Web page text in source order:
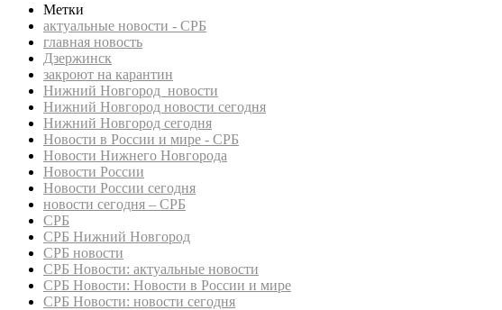
Метки
актуальные новости - СРБ
главная новость
Дзержинск
закроют на карантин
Нижний Новгород новости
Нижний Новгород новости сегодня
Нижний Новгород сегодня
Новости в России и мире - СРБ
Новости Нижнего Новгорода
Новости России
Новости России сегодня
новости сегодня – СРБ
СРБ
СРБ Нижний Новгород
СРБ новости
СРБ Новости: актуальные новости
СРБ Новости: Новости в России и мире
СРБ Новости: новости сегодня